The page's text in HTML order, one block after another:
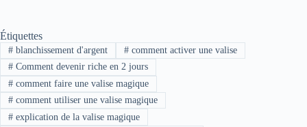
Étiquettes
#blanchissement d'argent #comment activer une valise
#Comment devenir riche en 2 jours
#comment faire une valise magique
#comment utiliser une valise magique
#explication de la valise magique